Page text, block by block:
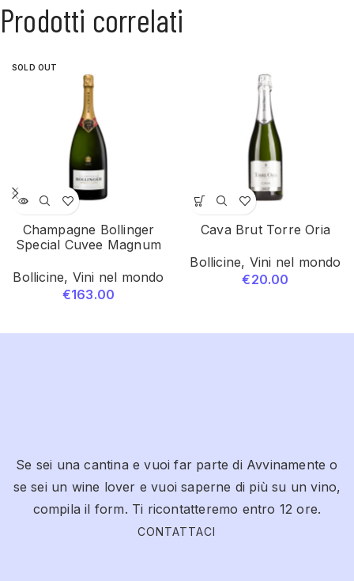
Prodotti correlati
SOLD OUT
Champagne Bollinger
Special Cuvee Magnum
Bollicine, Vini nel mondo
€163.00
Cava Brut Torre Oria
Bollicine, Vini nel mondo
€20.00
Se sei una cantina e vuoi far parte di Avvinamente o
se sei un wine lover e vuoi saperne di più su un vino,
compila il form. Ti ricontatteremo entro 12 ore.
CONTATTACI